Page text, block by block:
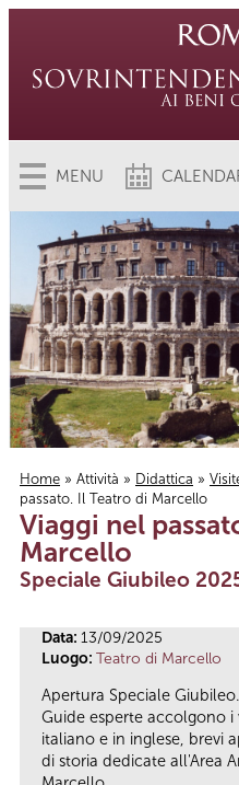
MENU
Tu sei qui
Home » Attività » Didattica »
passato. Il Teatro di Marcello
Viaggi nel
Marcello
Speciale Giubileo
Data: 13/09/2025
Luogo: Teatro di Marcello
Apertura Speciale Giubileo.
Guide esperte accolgono
italiano e in inglese, brevi
di storia dedicate all'Area